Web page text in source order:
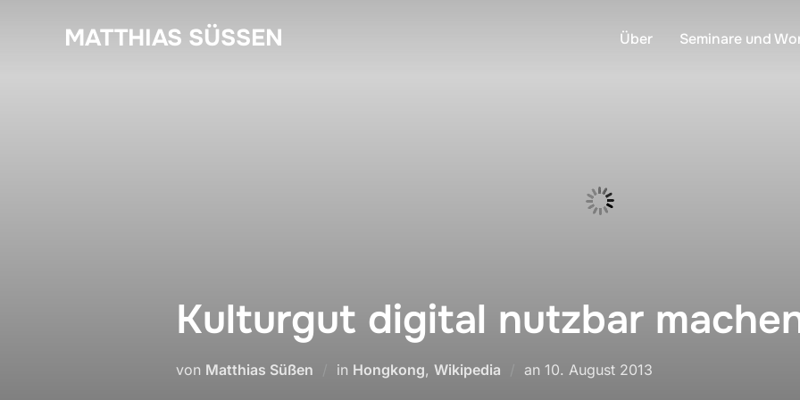
MATTHIAS SÜSSEN Über Seminare und
Kulturgut digital nutzbar
von Matthias Süßen in Hongkong, Wikipedia an Veröffentlicht
10. August 2013